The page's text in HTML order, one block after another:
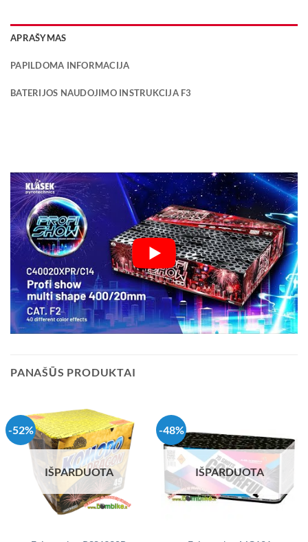
APRAŠYMAS
PAPILDOMA INFORMACIJA
BATERIJOS NAUDOJIMO INSTRUKCIJA F3
PANAŠŪS PRODUKTAI
-52%
IŠPARDUOTA
-48%
IŠPARDUOTA